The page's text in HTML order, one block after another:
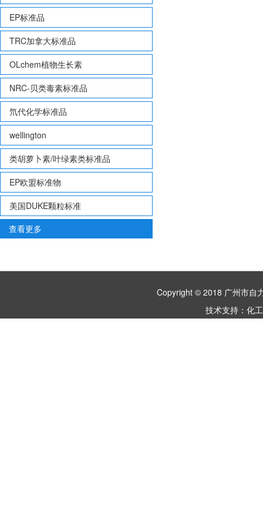
EP标准品
TRC加拿大标准品
OLchem植物生长素
NRC-贝类毒素标准品
氘代化学标准品
wellington
类胡萝卜素/叶绿素类标准品
EP欧盟标准物
美国DUKE颗粒标准
查看更多
Copyright © 2018 广州市
技术支持： 化